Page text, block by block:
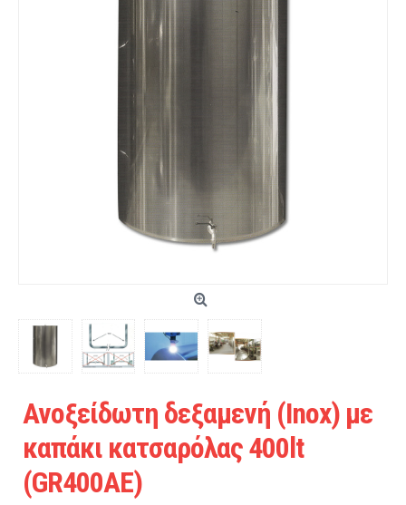
Ανοξείδωτη δεξαμενή (Inox) με
καπάκι κατσαρόλας 400lt
(GR400AE)